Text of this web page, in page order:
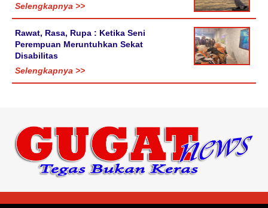
Selengkapnya >>
Rawat, Rasa, Rupa : Ketika Seni
Perempuan Meruntuhkan Sekat
Disabilitas
Selengkapnya >>